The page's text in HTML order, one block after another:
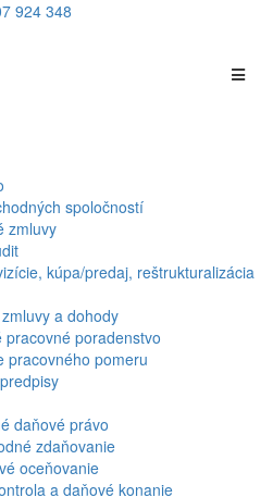
924 348
spoločností
zmluvy
kúpa/predaj, reštrukturalizácia
a dohody
pracovné poradenstvo
pracovného pomeru
daňové právo
zdaňovanie
oceňovanie
a daňové konanie